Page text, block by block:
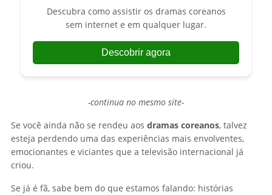
Descubra como assistir os dramas coreanos
sem internet e em qualquer lugar.
Descobrir agora
-continua no mesmo site-
Se você ainda não se rendeu aos dramas coreanos, talvez
esteja perdendo uma das experiências mais envolventes,
emocionantes e viciantes que a televisão internacional já
criou.
Se já é fã, sabe bem do que estamos falando: histórias